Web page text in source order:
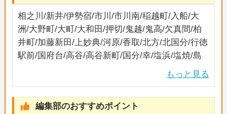
相之川/新井/伊勢宿/市川/市川南/稲越町/入船/大
洲/大野町/大町/大和田/押切/鬼越/鬼高/欠真間/柏
井町/加藤新田/上妙典/河原/香取/北方/北国分/行徳
駅前/国府台/高谷/高谷新町/国分/幸/塩浜/塩焼/島
尻/下貝塚/下新宿/下妙典/新田/末広/菅野/須和田/
木/富浜/中国分/中山/新浜/原木/東大和田/東国分/
東菅野/東浜/日之出/平田/広尾/福栄/二俣/二俣新
もっと見る
編集部のおすすめポイント